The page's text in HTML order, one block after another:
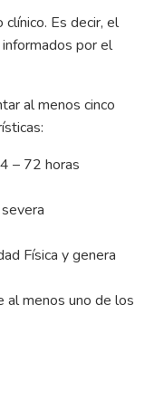
clínico. Es decir, el
por el
al menos cinco
– 72 horas
Física y genera
menos uno de los